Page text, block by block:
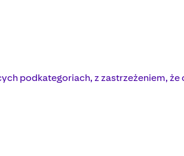
podkategoriach, z zastrzeżeniem,